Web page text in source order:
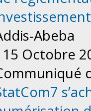
Abeba
15 Octobre